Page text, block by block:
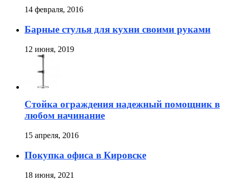
14 февраля, 2016
Барные стулья для кухни своими руками
12 июня, 2019
Стойка ограждения надежный помощник в
любом начинание
15 апреля, 2016
Покупка офиса в Кировске
18 июня, 2021